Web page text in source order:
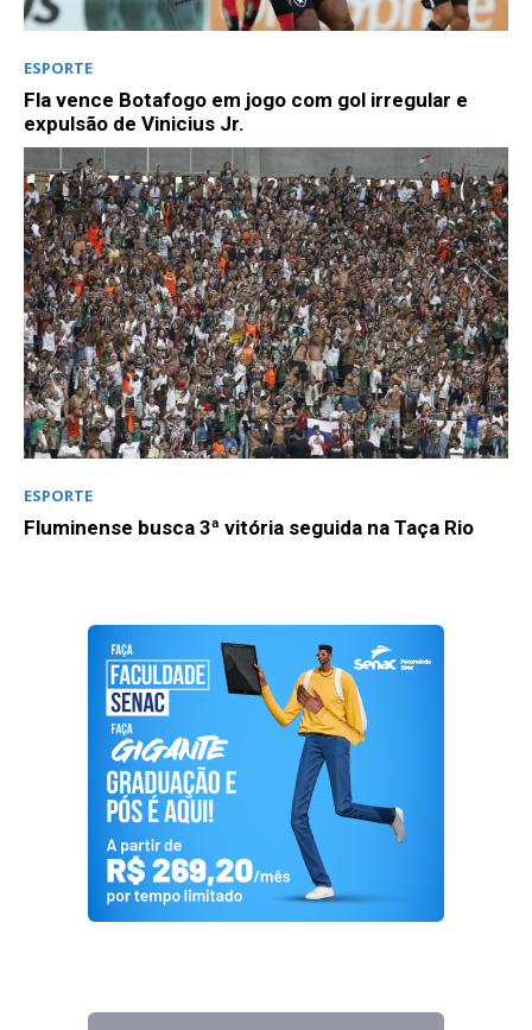
ESPORTE
Fla vence Botafogo em jogo com gol irregular e
expulsão de Vinicius Jr.
ESPORTE
Fluminense busca 3ª vitória seguida na Taça Rio